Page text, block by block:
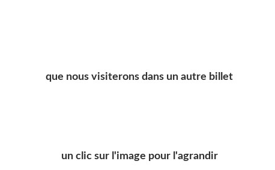
que nous visiterons dans un autre billet
un clic sur l'image pour l'agrandir